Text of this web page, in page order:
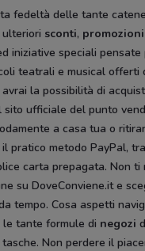
fedeltà delle tante
sconti, promozioni
iniziative speciali pensate
teatrali e musical offerti
la possibilità di
ufficiale del punto
a casa tua o
pratico metodo PayPal,
carta prepagata. Non ti
su DoveConviene.it e
tempo. Cosa aspetti
le tante formule di negozi
Non perdere il